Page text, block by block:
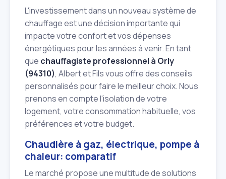
L'investissement dans un nouveau système de
chauffage est une décision importante qui
impacte votre confort et vos dépenses
énergétiques pour les années à venir. En tant
que chauffagiste professionnel à Orly
(94310), Albert et Fils vous offre des conseils
personnalisés pour faire le meilleur choix. Nous
prenons en compte l'isolation de votre
logement, votre consommation habituelle, vos
préférences et votre budget.
Chaudière à gaz, électrique, pompe à
chaleur: comparatif
Le marché propose une multitude de solutions